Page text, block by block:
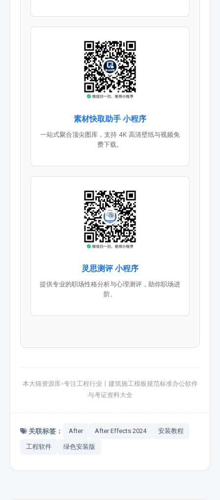
素材快取助手 小程序
一站式聚合顶尖图库，支持 4K 高清壁纸与视频免
费下载。
灵思测评 小程序
提供专业的职场性格分析与心理测评，助你职场进
阶。
本大猫资源库-专注工程行业丨建筑施工模板规范标准办公软件
与考证资料大全
关联标签： After After Effects 2024 安装教程
工程软件 绿色安装版